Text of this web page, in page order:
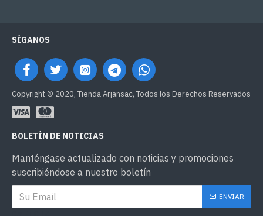
SÍGANOS
Copyright © 2020, Tienda Arjansac, Todos los Derechos Reservados
BOLETÍN DE NOTICIAS
Manténgase actualizado con noticias y promociones
suscribiéndose a nuestro boletín
ENVIAR